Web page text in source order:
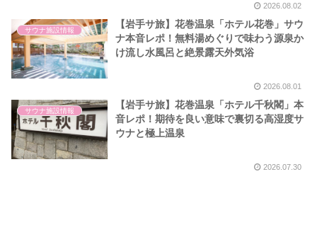
2026.08.02
サウナ施設情報
【岩手サ旅】花巻温泉「ホテル花巻」サウ
ナ本音レポ！無料湯めぐりで味わう源泉か
け流し水風呂と絶景露天外気浴
2026.08.01
サウナ施設情報
【岩手サ旅】花巻温泉「ホテル千秋閣」本
音レポ！期待を良い意味で裏切る高湿度サ
ウナと極上温泉
2026.07.30